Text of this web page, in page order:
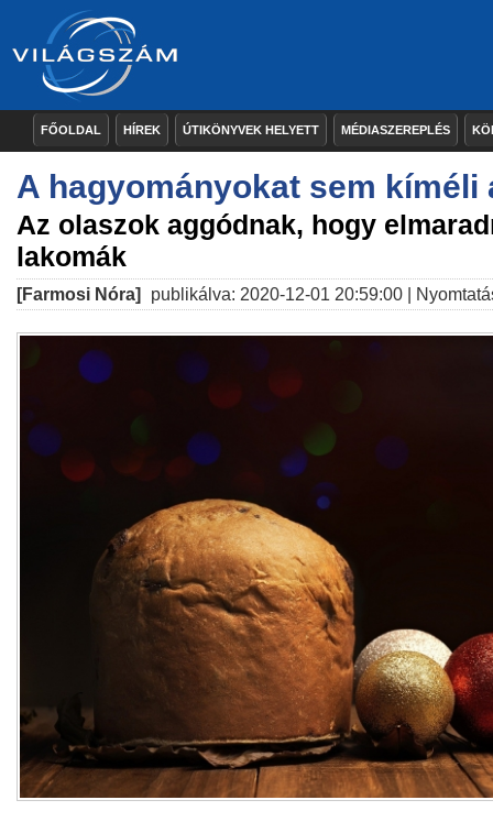
FŐOLDAL HÍREK ÚTIKÖNYVEK HELYETT MÉDIASZEREPLÉS
A hagyományokat sem kíméli
Az olaszok aggódnak, hogy
lakomák
[Farmosi Nóra] publikálva: 2020-12-01 20:59:00 |